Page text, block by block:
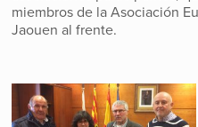
miembros de la Asociación
Jaouen al frente.